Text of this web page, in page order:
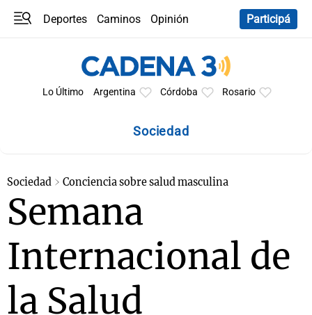
Deportes Caminos
Opinión
Participá
Lo Último Argentina Córdoba Rosario
Sociedad
Sociedad Conciencia sobre salud masculina
Semana
Internacional de
la Salud